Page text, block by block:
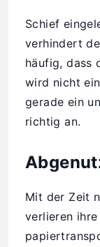
Schief
verhindert
häufig, dass
wird nicht
gerade ein
richtig an.
Mit der Zeit
verlieren